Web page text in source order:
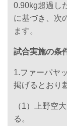
0.90kg超過し
に基づき、次
ます。
試合実施の条
1.ファーパヤ
掲げるとおり
（1）上野空
る。